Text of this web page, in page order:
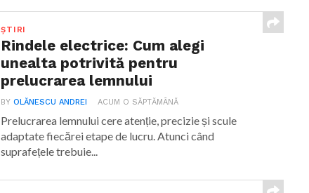
ȘTIRI
Rindele electrice: Cum alegi
unealta potrivită pentru
prelucrarea lemnului
BYOLĂNESCU ANDREI ACUM O SĂPTĂMÂNĂ
Prelucrarea lemnului cere atenție, precizie și scule
adaptate fiecărei etape de lucru. Atunci când
suprafețele trebuie...